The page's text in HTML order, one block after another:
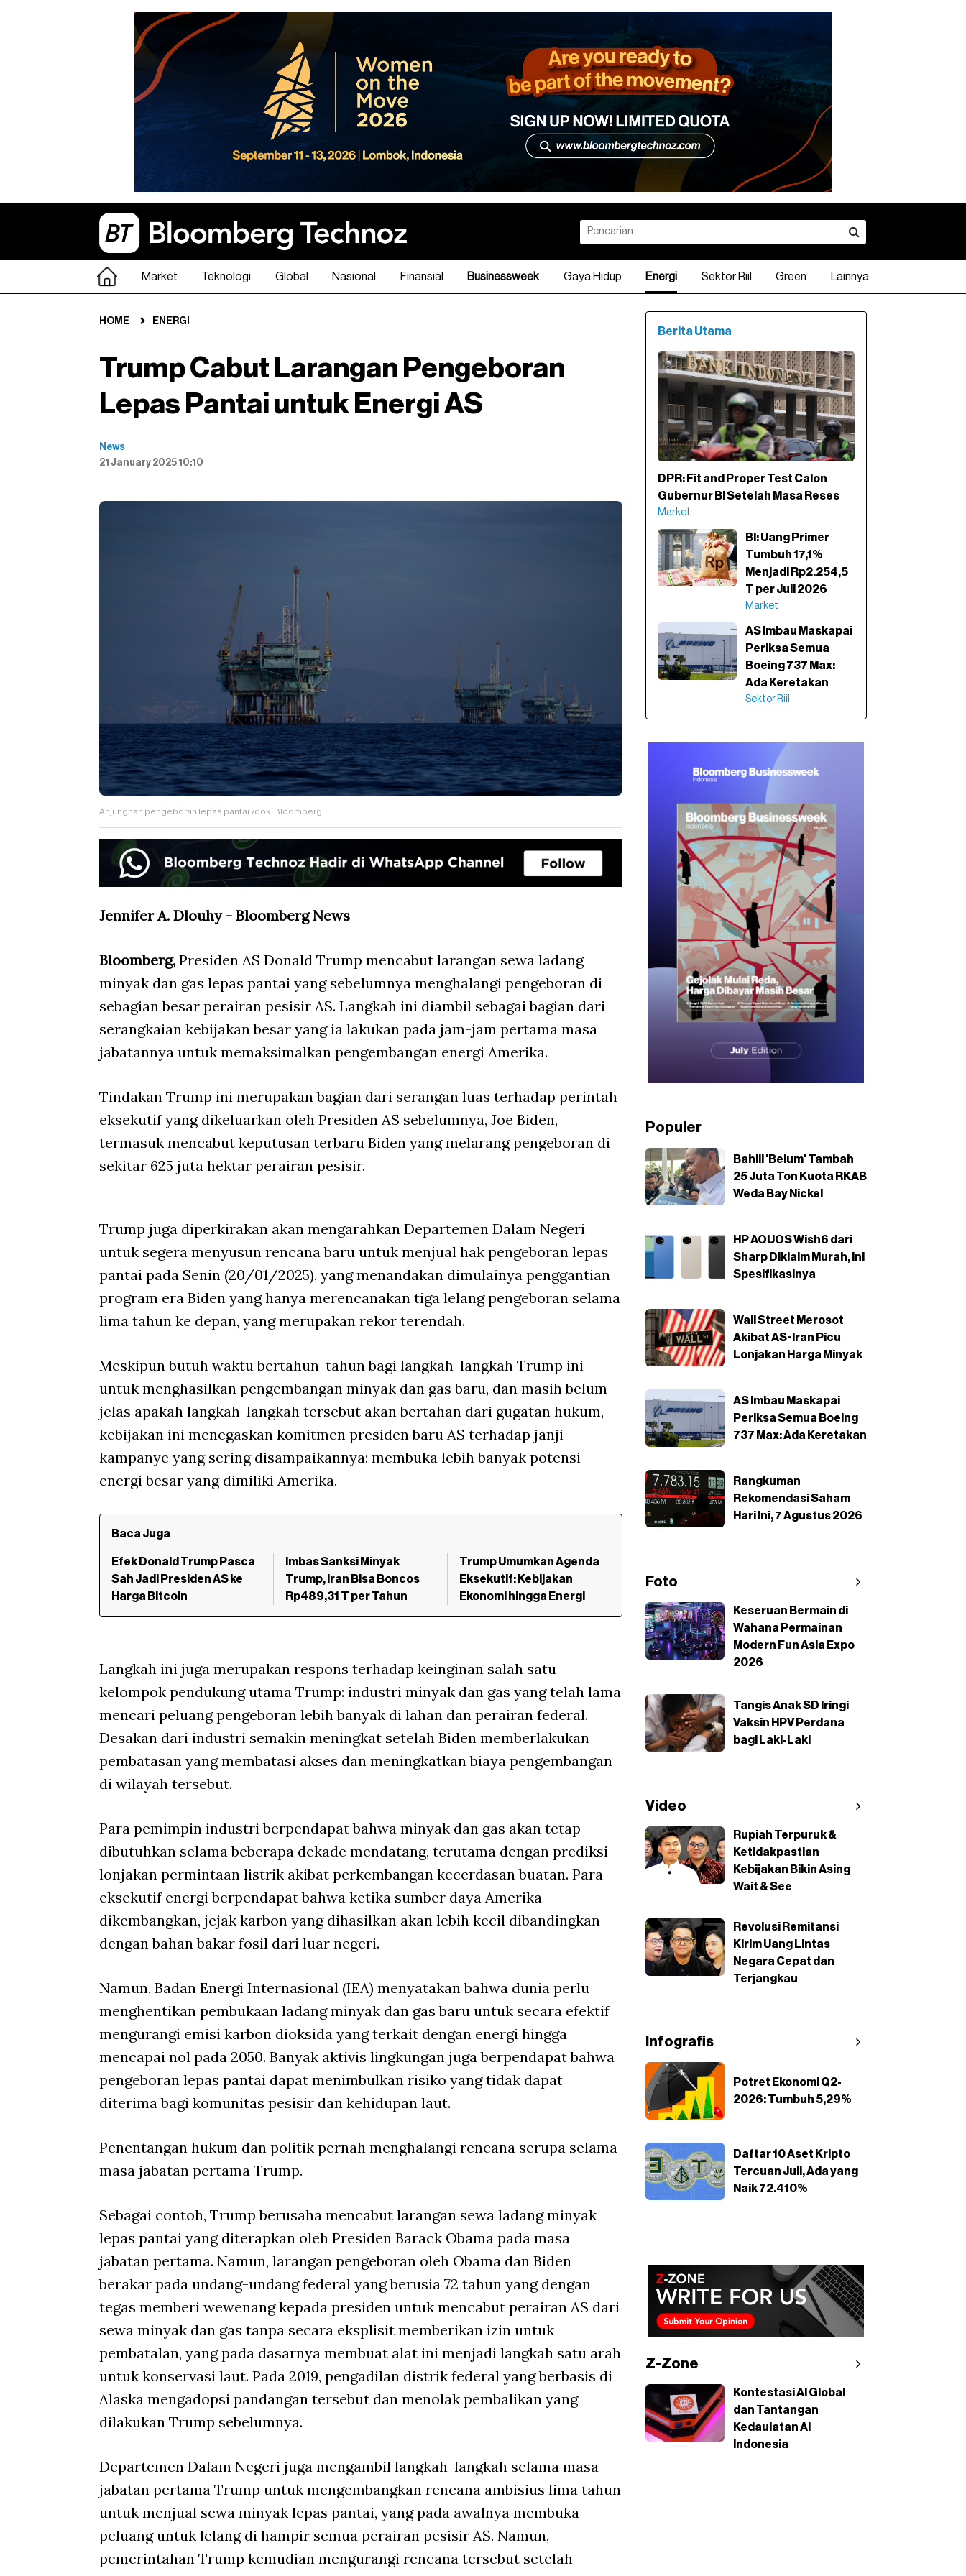
Market Teknologi Global Nasional Finansial Businessweek Gaya Hidup Energi Sektor Riil Green Lainnya
HOME ENERGI
Trump Cabut Larangan Pengeboran
Lepas Pantai untuk Energi AS
News
21 January 2025 10:10
Anjungnan pengeboran lepas pantai./dok. Bloomberg
Jennifer A. Dlouhy - Bloomberg News
Bloomberg, Presiden AS Donald Trump mencabut larangan sewa ladang
minyak dan gas lepas pantai yang sebelumnya menghalangi pengeboran di
sebagian besar perairan pesisir AS. Langkah ini diambil sebagai bagian dari
serangkaian kebijakan besar yang ia lakukan pada jam-jam pertama masa
jabatannya untuk memaksimalkan pengembangan energi Amerika.
Tindakan Trump ini merupakan bagian dari serangan luas terhadap perintah
eksekutif yang dikeluarkan oleh Presiden AS sebelumnya, Joe Biden,
termasuk mencabut keputusan terbaru Biden yang melarang pengeboran di
sekitar 625 juta hektar perairan pesisir.
Trump juga diperkirakan akan mengarahkan Departemen Dalam Negeri
untuk segera menyusun rencana baru untuk menjual hak pengeboran lepas
pantai pada Senin (20/01/2025), yang menandakan dimulainya penggantian
program era Biden yang hanya merencanakan tiga lelang pengeboran selama
lima tahun ke depan, yang merupakan rekor terendah.
Meskipun butuh waktu bertahun-tahun bagi langkah-langkah Trump ini
untuk menghasilkan pengembangan minyak dan gas baru, dan masih belum
jelas apakah langkah-langkah tersebut akan bertahan dari gugatan hukum,
kebijakan ini menegaskan komitmen presiden baru AS terhadap janji
kampanye yang sering disampaikannya: membuka lebih banyak potensi
energi besar yang dimiliki Amerika.
Baca Juga
Efek Donald Trump Pasca
Sah Jadi Presiden AS ke
Harga Bitcoin
Imbas Sanksi Minyak
Trump, Iran Bisa Boncos
Rp489,31 T per Tahun
Trump Umumkan Agenda
Eksekutif: Kebijakan
Ekonomi hingga Energi
Langkah ini juga merupakan respons terhadap keinginan salah satu
kelompok pendukung utama Trump: industri minyak dan gas yang telah lama
mencari peluang pengeboran lebih banyak di lahan dan perairan federal.
Desakan dari industri semakin meningkat setelah Biden memberlakukan
pembatasan yang membatasi akses dan meningkatkan biaya pengembangan
di wilayah tersebut.
Para pemimpin industri berpendapat bahwa minyak dan gas akan tetap
dibutuhkan selama beberapa dekade mendatang, terutama dengan prediksi
lonjakan permintaan listrik akibat perkembangan kecerdasan buatan. Para
eksekutif energi berpendapat bahwa ketika sumber daya Amerika
dikembangkan, jejak karbon yang dihasilkan akan lebih kecil dibandingkan
dengan bahan bakar fosil dari luar negeri.
Namun, Badan Energi Internasional (IEA) menyatakan bahwa dunia perlu
menghentikan pembukaan ladang minyak dan gas baru untuk secara efektif
mengurangi emisi karbon dioksida yang terkait dengan energi hingga
mencapai nol pada 2050. Banyak aktivis lingkungan juga berpendapat bahwa
pengeboran lepas pantai dapat menimbulkan risiko yang tidak dapat
diterima bagi komunitas pesisir dan kehidupan laut.
Penentangan hukum dan politik pernah menghalangi rencana serupa selama
masa jabatan pertama Trump.
Sebagai contoh, Trump berusaha mencabut larangan sewa ladang minyak
lepas pantai yang diterapkan oleh Presiden Barack Obama pada masa
jabatan pertama. Namun, larangan pengeboran oleh Obama dan Biden
berakar pada undang-undang federal yang berusia 72 tahun yang dengan
tegas memberi wewenang kepada presiden untuk mencabut perairan AS dari
sewa minyak dan gas tanpa secara eksplisit memberikan izin untuk
pembatalan, yang pada dasarnya membuat alat ini menjadi langkah satu arah
untuk konservasi laut. Pada 2019, pengadilan distrik federal yang berbasis di
Alaska mengadopsi pandangan tersebut dan menolak pembalikan yang
dilakukan Trump sebelumnya.
Departemen Dalam Negeri juga mengambil langkah-langkah selama masa
jabatan pertama Trump untuk mengembangkan rencana ambisius lima tahun
untuk menjual sewa minyak lepas pantai, yang pada awalnya membuka
peluang untuk lelang di hampir semua perairan pesisir AS. Namun,
pemerintahan Trump kemudian mengurangi rencana tersebut setelah
Berita Utama
DPR: Fit and Proper Test Calon
Gubernur BI Setelah Masa Reses
Market
BI: Uang Primer
Tumbuh 17,1%
Menjadi Rp2.254,5
T per Juli 2026
Market
AS Imbau Maskapai
Periksa Semua
Boeing 737 Max:
Ada Keretakan
Sektor Riil
Populer
Bahlil 'Belum' Tambah
25 Juta Ton Kuota RKAB
Weda Bay Nickel
HP AQUOS Wish6 dari
Sharp Diklaim Murah, Ini
Spesifikasinya
Wall Street Merosot
Akibat AS-Iran Picu
Lonjakan Harga Minyak
AS Imbau Maskapai
Periksa Semua Boeing
737 Max: Ada Keretakan
Rangkuman
Rekomendasi Saham
Hari Ini, 7 Agustus 2026
Foto
Keseruan Bermain di
Wahana Permainan
Modern Fun Asia Expo
2026
Tangis Anak SD Iringi
Vaksin HPV Perdana
bagi Laki-Laki
Video
Rupiah Terpuruk &
Ketidakpastian
Kebijakan Bikin Asing
Wait & See
Revolusi Remitansi
Kirim Uang Lintas
Negara Cepat dan
Terjangkau
Infografis
Potret Ekonomi Q2-
2026: Tumbuh 5,29%
Daftar 10 Aset Kripto
Tercuan Juli, Ada yang
Naik 72.410%
Z-Zone
Kontestasi AI Global
dan Tantangan
Kedaulatan AI
Indonesia